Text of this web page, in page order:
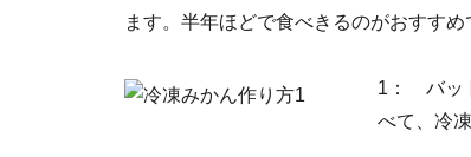
ます。半年ほどで食べきるのがおすすめ
1： バッ
べて、冷